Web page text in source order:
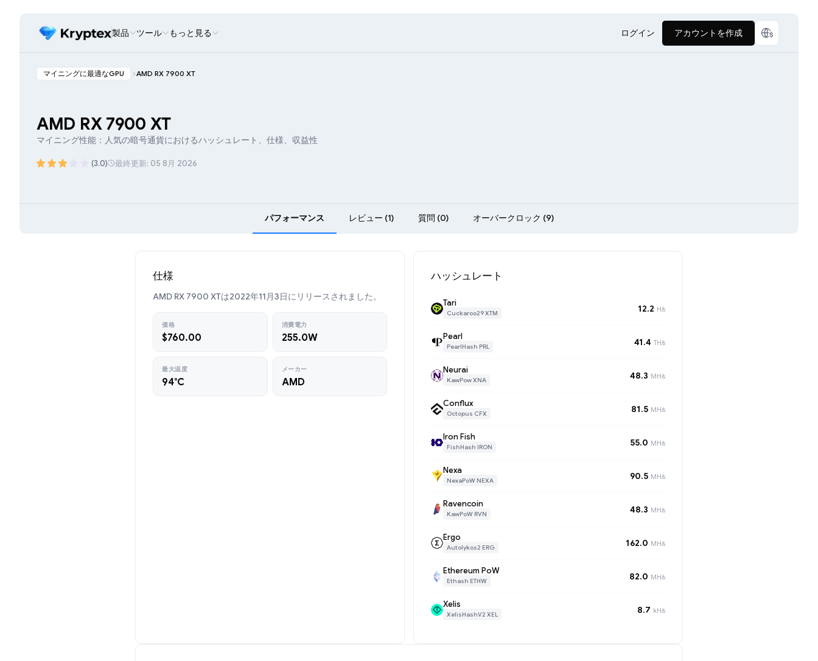
製品 ツール もっと見る ログイン アカウントを作成
マイニングに最適なGPU AMD RX 7900 XT
AMD RX 7900 XT
マイニング性能：人気の暗号通貨におけるハッシュレート、仕様、収益性
(3.0) 最終更新: 05 8月 2026
パフォーマンス レビュー (1) 質問 (0) オーバークロック (9)
仕様
AMD RX 7900 XTは2022年11月3日にリリースされました。
価格
$760.00
消費電力
255.0W
最大温度
94°C
メーカー
AMD
ハッシュレート
Tari
Cuckaroo29 XTM 12.2 H/s
Pearl
PearlHash PRL 41.4 TH/s
Neurai
KawPow XNA 48.3 MH/s
Conflux
Octopus CFX 81.5 MH/s
Iron Fish
FishHash IRON 55.0 MH/s
Nexa
NexaPoW NEXA 90.5 MH/s
Ravencoin
KawPoW RVN 48.3 MH/s
Ergo
Autolykos2 ERG 162.0 MH/s
Ethereum PoW
Ethash ETHW 82.0 MH/s
Xelis
XelisHashV2 XEL 8.7 kH/s